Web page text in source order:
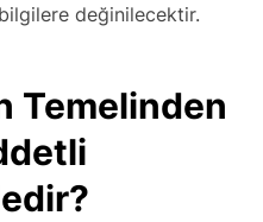
değinilecektir.
Temelinden